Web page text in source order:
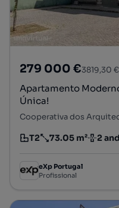
279 000 €3819,30
Apartamento
Única!
Tipologia
T2
Preço por metro
73.05 m²
Andar 2
eXp Portugal
Profissional